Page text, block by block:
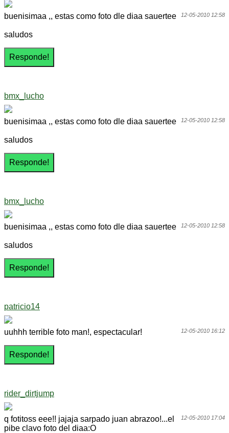
12-05-2010 12:58
buenisimaa ,, estas como foto dle diaa sauertee
saludos
bmx_lucho
12-05-2010 12:58
buenisimaa ,, estas como foto dle diaa sauertee
saludos
bmx_lucho
12-05-2010 12:58
buenisimaa ,, estas como foto dle diaa sauertee
saludos
patricio14
12-05-2010 16:12
uuhhh terrible foto man!, espectacular!
rider_dirtjump
12-05-2010 17:04
q fotitoss eee!! jajaja sarpado juan abrazoo!...el
pibe clavo foto del diaa:O